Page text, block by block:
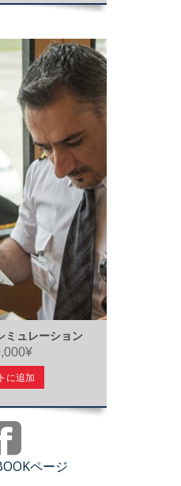
ュレーション
に追加
ページ